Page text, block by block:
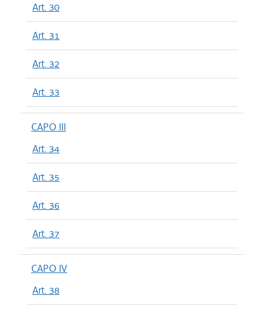
Art. 30
Art. 31
Art. 32
Art. 33
CAPO III
Art. 34
Art. 35
Art. 36
Art. 37
CAPO IV
Art. 38